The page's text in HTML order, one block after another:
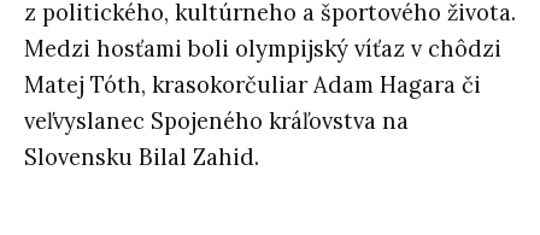
z politického, kultúrneho a športového života.
Medzi hosťami boli olympijský víťaz v chôdzi
Matej Tóth, krasokorčuliar Adam Hagara či
veľvyslanec Spojeného kráľovstva na
Slovensku Bilal Zahid.